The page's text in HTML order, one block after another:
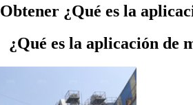
Obtener ¿Qué es la
¿Qué es la aplicación de